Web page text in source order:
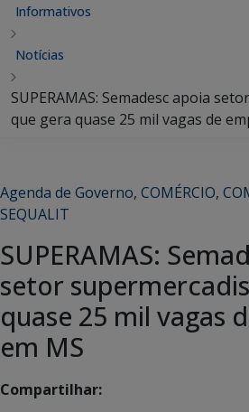
Informativos
Notícias
SUPERAMAS: Semadesc apoia
que gera quase 25 mil vagas de
Agenda de Governo, COMÉRCIO,
SEQUALIT
SUPERAMAS:
setor
quase 25 mil vagas
em MS
Compartilhar: